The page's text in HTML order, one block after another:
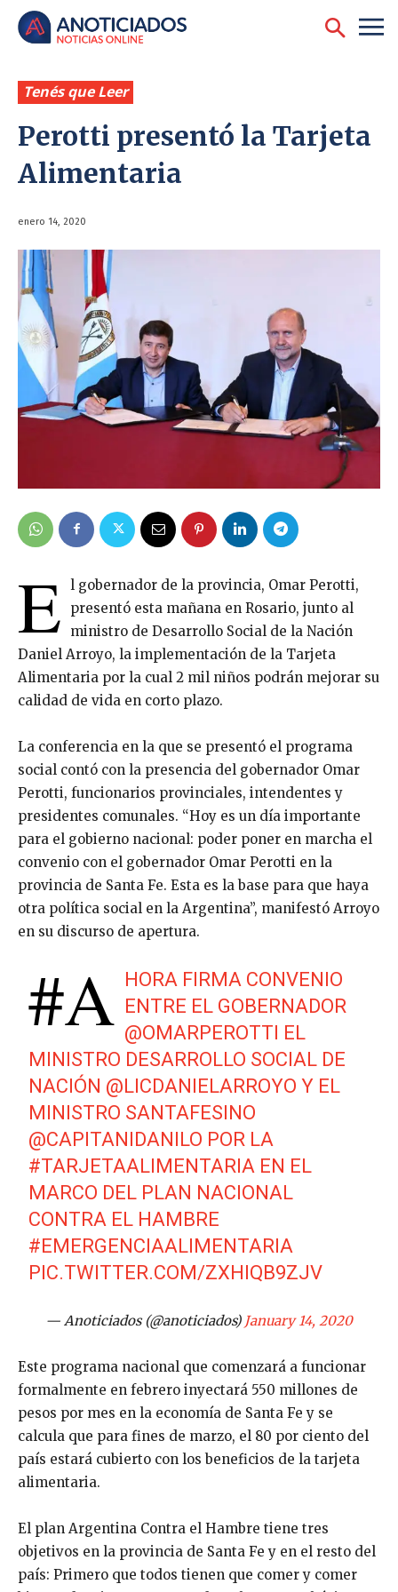
Tenés que Leer
Perotti presentó la Tarjeta
Alimentaria
enero 14, 2020
E l gobernador de la provincia, Omar Perotti,
presentó esta mañana en Rosario, junto al
ministro de Desarrollo Social de la Nación
Daniel Arroyo, la implementación de la Tarjeta
Alimentaria por la cual 2 mil niños podrán mejorar su
calidad de vida en corto plazo.
La conferencia en la que se presentó el programa
social contó con la presencia del gobernador Omar
Perotti, funcionarios provinciales, intendentes y
presidentes comunales. “Hoy es un día importante
para el gobierno nacional: poder poner en marcha el
convenio con el gobernador Omar Perotti en la
provincia de Santa Fe. Esta es la base para que haya
otra política social en la Argentina”, manifestó Arroyo
en su discurso de apertura.
#A HORA FIRMA CONVENIO
ENTRE EL GOBERNADOR
@OMARPEROTTI EL
MINISTRO DESARROLLO SOCIAL DE
NACIÓN @LICDANIELARROYO Y EL
MINISTRO SANTAFESINO
@CAPITANIDANILO POR LA
#TARJETAALIMENTARIA EN EL
MARCO DEL PLAN NACIONAL
CONTRA EL HAMBRE
#EMERGENCIAALIMENTARIA
PIC.TWITTER.COM/ZXHIQB9ZJV
— Anoticiados (@anoticiados) January 14, 2020
Este programa nacional que comenzará a funcionar
formalmente en febrero inyectará 550 millones de
pesos por mes en la economía de Santa Fe y se
calcula que para fines de marzo, el 80 por ciento del
país estará cubierto con los beneficios de la tarjeta
alimentaria.
El plan Argentina Contra el Hambre tiene tres
objetivos en la provincia de Santa Fe y en el resto del
país: Primero que todos tienen que comer y comer